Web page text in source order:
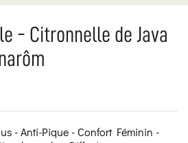
- Citronnelle de Java
- Anti-Pique - Confort Féminin -